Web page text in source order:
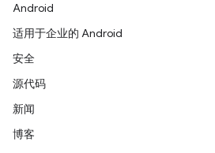
Android
适用于企业的 Android
安全
源代码
新闻
博客